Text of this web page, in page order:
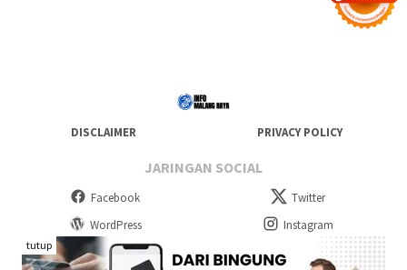
DISCLAIMER PRIVACY POLICY
JARINGAN SOCIAL
Facebook
Twitter
WordPress
Instagram
Telegram
tutup